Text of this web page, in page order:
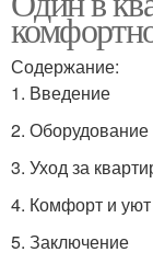
Содержание:
1. Введение
2. Оборудование
3. Уход за
4. Комфорт и уют
5. Заключение